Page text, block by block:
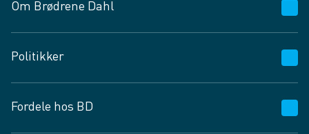
Om Brødrene Dahl
Vagttelefon 30 10 89 89
Spørgsmål og svar
Job og karriere
Politikker
Privatlivspolitik
Fordele hos BD